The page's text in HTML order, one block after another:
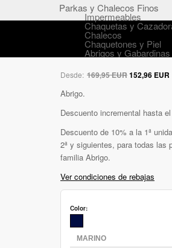
Parkas y Chalecos Finos
Impermeables
Chaquetas y
Chalecos
Chaquetones y Piel
Abrigos y Gabardinas
Desde: 169,95 EUR152,96 EUR
Abrigo.
Descuento incremental hasta
Descuento de 10% a la 1ª
2ª y siguientes, para todas las
familia Abrigo.
Ver condiciones de rebajas
Color: